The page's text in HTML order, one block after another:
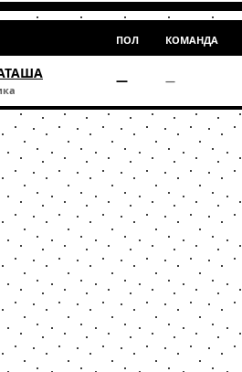
ПОЛ КОМАНДА
— —